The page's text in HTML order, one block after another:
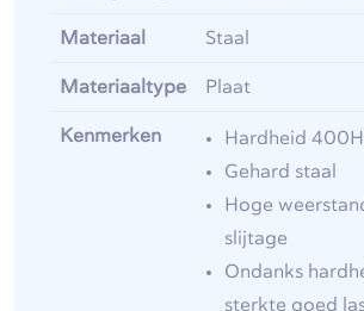
Materiaal Staal
Materiaaltype Plaat
Kenmerken
Hardheid
Gehard staal
Hoge
slijtage
Ondanks
sterkte goed